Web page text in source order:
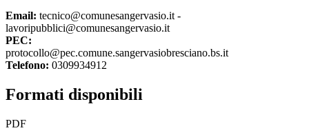
Email: tecnico@comunesangervasio.it -
lavoripubblici@comunesangervasio.it
PEC:
protocollo@pec.comune.sangervasiobresciano.bs.it
Telefono: 0309934912
Formati disponibili
PDF